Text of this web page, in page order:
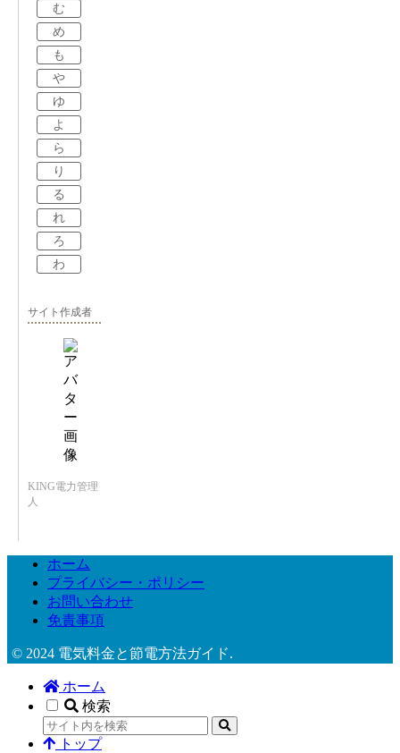
む
め
も
や
ゆ
よ
ら
り
る
れ
ろ
わ
サイト作成者
KING電力管理
人
ホーム
プライバシー・ポリシー
お問い合わせ
免責事項
© 2024 電気料金と節電方法ガイド.
ホーム
検索
トップ